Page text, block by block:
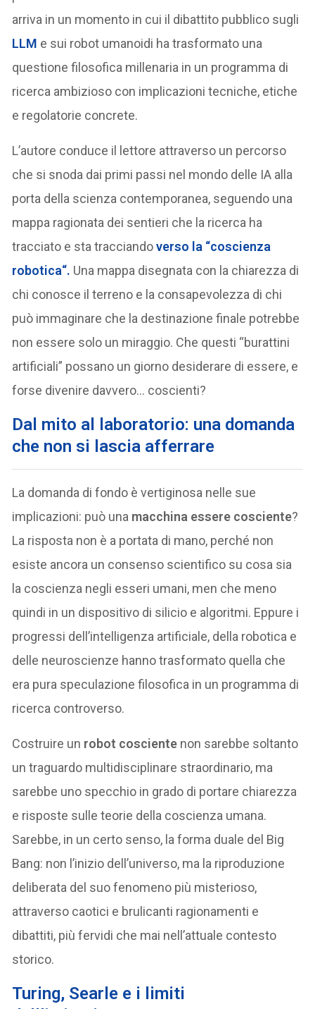
arriva in un momento in cui il dibattito pubblico sugli
LLM e sui robot umanoidi ha trasformato una
questione filosofica millenaria in un programma di
ricerca ambizioso con implicazioni tecniche, etiche
e regolatorie concrete.
L’autore conduce il lettore attraverso un percorso
che si snoda dai primi passi nel mondo delle IA alla
porta della scienza contemporanea, seguendo una
mappa ragionata dei sentieri che la ricerca ha
tracciato e sta tracciandoverso la “coscienza
robotica“. Una mappa disegnata con la chiarezza di
chi conosce il terreno e la consapevolezza di chi
può immaginare che la destinazione finale potrebbe
non essere solo un miraggio. Che questi “burattini
artificiali” possano un giorno desiderare di essere, e
forse divenire davvero… coscienti?
Dal mito al laboratorio: una domanda
che non si lascia afferrare
La domanda di fondo è vertiginosa nelle sue
implicazioni: può una macchina essere cosciente?
La risposta non è a portata di mano, perché non
esiste ancora un consenso scientifico su cosa sia
la coscienza negli esseri umani, men che meno
quindi in un dispositivo di silicio e algoritmi. Eppure i
progressi dell’intelligenza artificiale, della robotica e
delle neuroscienze hanno trasformato quella che
era pura speculazione filosofica in un programma di
ricerca controverso.
Costruire un robot cosciente non sarebbe soltanto
un traguardo multidisciplinare straordinario, ma
sarebbe uno specchio in grado di portare chiarezza
e risposte sulle teorie della coscienza umana.
Sarebbe, in un certo senso, la forma duale del Big
Bang: non l’inizio dell’universo, ma la riproduzione
deliberata del suo fenomeno più misterioso,
attraverso caotici e brulicanti ragionamenti e
dibattiti, più fervidi che mai nell’attuale contesto
storico.
Turing, Searle e i limiti